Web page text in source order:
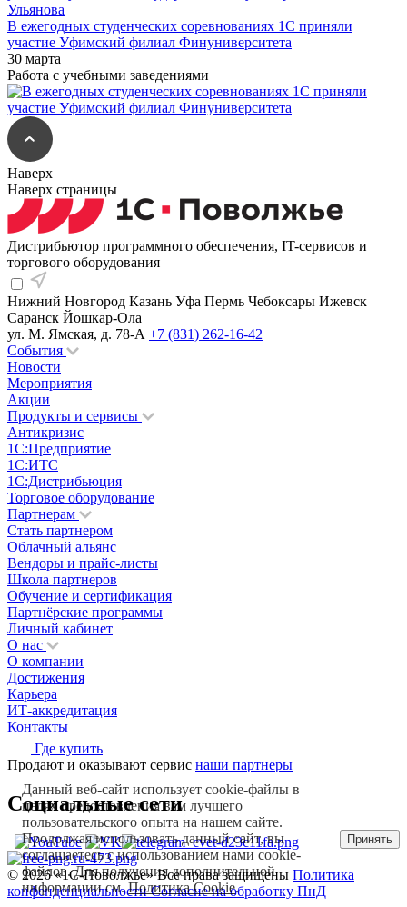
В ежегодных студенческих соревнованиях 1С приняли
участие Уфимский филиал Финуниверситета
30 марта
Работа с учебными заведениями
Наверх
Наверх страницы
Дистрибьютор программного обеспечения, IT-сервисов и
торгового оборудования
Нижний Новгород Казань Уфа Пермь Чебоксары Ижевск
Саранск Йошкар-Ола
ул. М. Ямская, д. 78-А +7 (831) 262-16-42
События
Новости
Мероприятия
Акции
Продукты и сервисы
Антикризис
1С:Предприятие
1С:ИТС
1С:Дистрибьюция
Торговое оборудование
Партнерам
Стать партнером
Облачный альянс
Вендоры и прайс-листы
Школа партнеров
Обучение и сертификация
Партнёрские программы
Личный кабинет
О нас
О компании
Достижения
Карьера
ИТ-аккредитация
Контакты
Где купить
Продают и оказывают сервис наши партнеры
Социальные сети
© 2026 «1С‑Поволжье» Все права защищены Политика
конфенденциальностиСогласие на обработку ПнД
Данный веб-сайт использует cookie-файлы в
целях предоставления вам лучшего
пользовательского опыта на нашем сайте.
Продолжая использовать данный сайт, вы
соглашаетесь с использованием нами cookie-
файлов. Для получения дополнительной
информации см.Политика Cookie.
Принять